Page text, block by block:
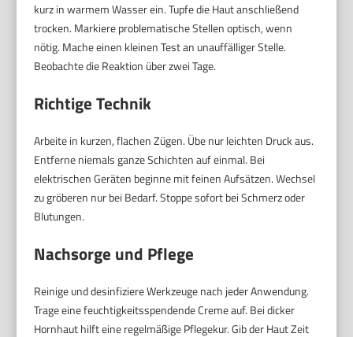
kurz in warmem Wasser ein. Tupfe die Haut anschließend
trocken. Markiere problematische Stellen optisch, wenn
nötig. Mache einen kleinen Test an unauffälliger Stelle.
Beobachte die Reaktion über zwei Tage.
Richtige Technik
Arbeite in kurzen, flachen Zügen. Übe nur leichten Druck aus.
Entferne niemals ganze Schichten auf einmal. Bei
elektrischen Geräten beginne mit feinen Aufsätzen. Wechsel
zu gröberen nur bei Bedarf. Stoppe sofort bei Schmerz oder
Blutungen.
Nachsorge und Pflege
Reinige und desinfiziere Werkzeuge nach jeder Anwendung.
Trage eine feuchtigkeitsspendende Creme auf. Bei dicker
Hornhaut hilft eine regelmäßige Pflegekur. Gib der Haut Zeit